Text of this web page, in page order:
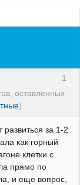
1
оставленных
)
за 1-2
как горный
клетки с
прямо по
и еще вопрос,